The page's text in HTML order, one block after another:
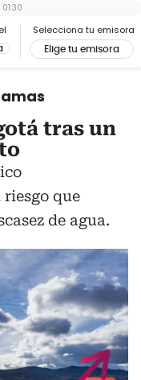
Selecciona tu emisora
Elige tu emisora
01:30
tras un
que
de agua.